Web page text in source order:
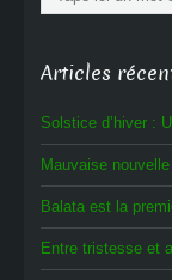
Articles
Solstice d’hiver :
Mauvaise
Balata est la
Entre tristesse et